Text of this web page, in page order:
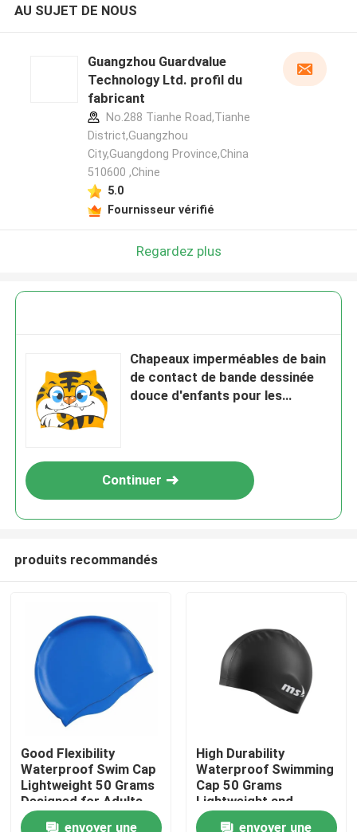
Maison
Des produits
Au sujet de nous
AU SUJET DE NOUS
Guangzhou Guardvalue
Technology Ltd. profil du
fabricant
No.288 Tianhe Road,Tianhe
District,Guangzhou
City,Guangdong Province,China
510600 ,Chine
5.0
Fournisseur vérifié
Regardez plus
Chapeaux imperméables de bain
de contact de bande dessinée
douce d'enfants pour les
Continuer
produits recommandés
Good Flexibility
Waterproof Swim Cap
Lightweight 50 Grams
Designed for Adults
and Children
envoyer une
High Durability
Waterproof Swimming
Cap 50 Grams
Lightweight and
Durable Design
envoyer une